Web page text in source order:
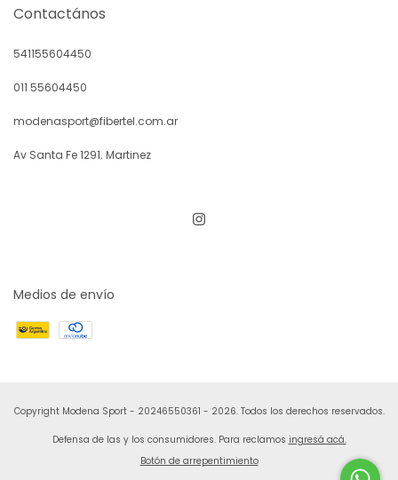
Contactános
541155604450
011 55604450
modenasport@fibertel.com.ar
Av Santa Fe 1291. Martinez
Medios de envío
Copyright Modena Sport - 20246550361 - 2026. Todos los derechos reservados.
Defensa de las y los consumidores. Para reclamos ingresá acá.
Botón de arrepentimiento